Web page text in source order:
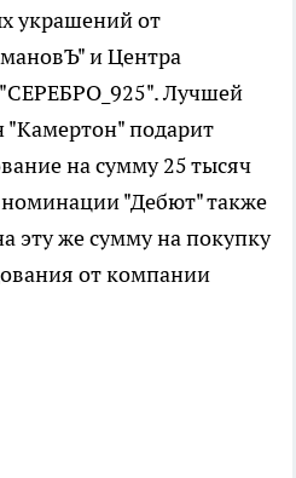
украшений от
и Центра
Лучшей
"Камертон" подарит
на сумму 25 тысяч
"Дебют" также
эту же сумму на покупку
от компании